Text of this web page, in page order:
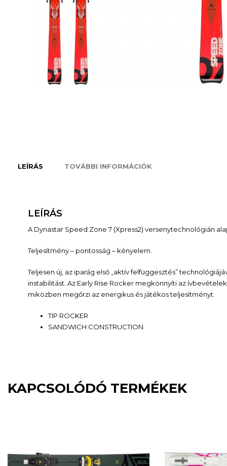
LEÍRÁS TOVÁBBI INFORMÁCIÓK
LEÍRÁS
A Dynastar Speed Zone 7 (Xpress2) versenytechnológián
Teljesítmény – pontosság – kényelem.
Teljesen új, az iparág első „aktív felfüggesztés”
instabilitást. Az Early Rise Rocker megkönnyíti az
miközben megőrzi az energikus és játékos teljesítményt.
TIP ROCKER
SANDWICH CONSTRUCTION
KAPCSOLÓDÓ TERMÉKEK